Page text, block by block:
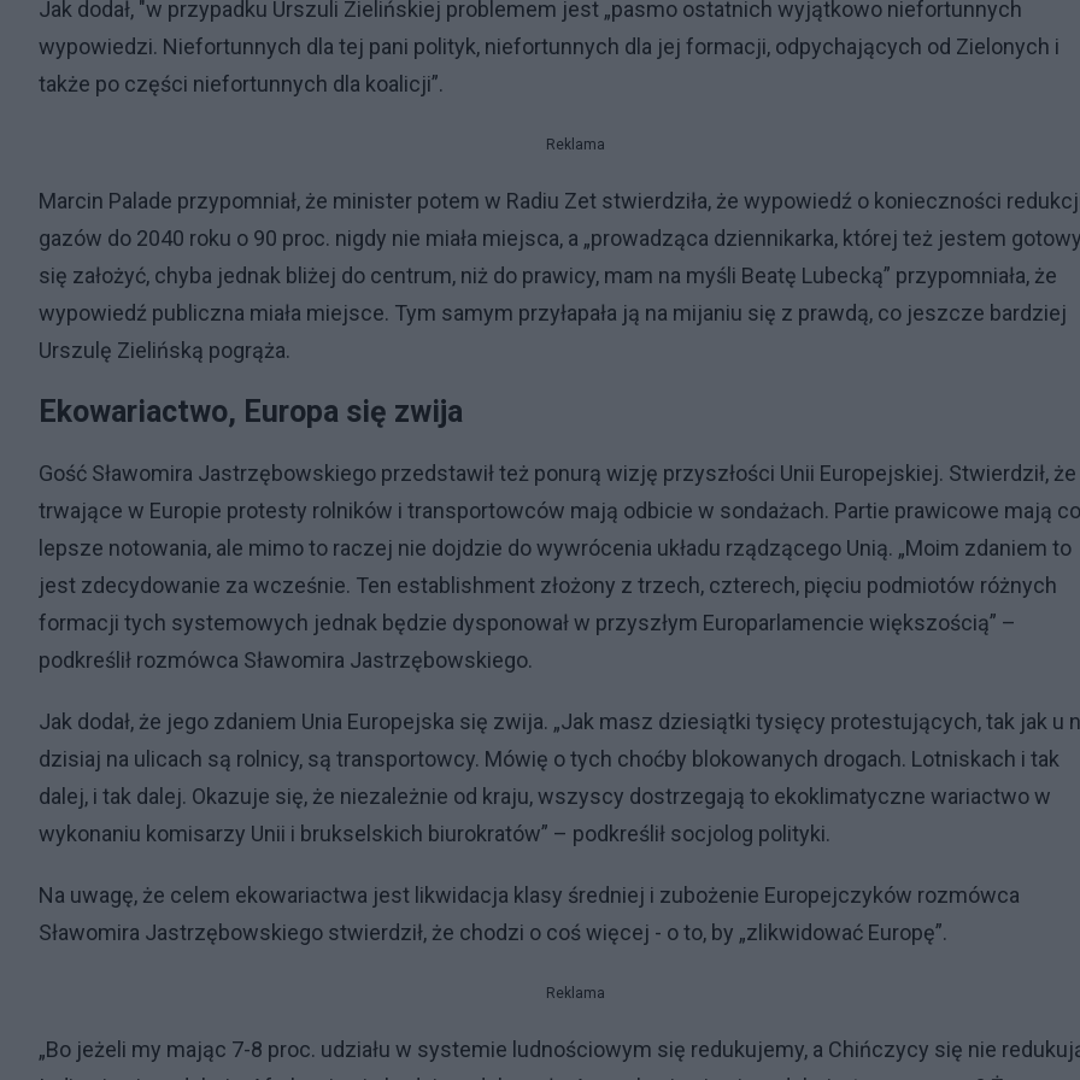
Jak dodał, "w przypadku Urszuli Zielińskiej problemem jest „pasmo ostatnich wyjątkowo niefortunnych
wypowiedzi. Niefortunnych dla tej pani polityk, niefortunnych dla jej formacji, odpychających od Zielonych i
także po części niefortunnych dla koalicji”.
Reklama
Marcin Palade przypomniał, że minister potem w Radiu Zet stwierdziła, że wypowiedź o konieczności
gazów do 2040 roku o 90 proc. nigdy nie miała miejsca, a „prowadząca dziennikarka, której też jestem gotowy
się założyć, chyba jednak bliżej do centrum, niż do prawicy, mam na myśli Beatę Lubecką” przypomniała, że
wypowiedź publiczna miała miejsce. Tym samym przyłapała ją na mijaniu się z prawdą, co jeszcze bardziej
Urszulę Zielińską pogrąża.
Ekowariactwo, Europa się zwija
Gość Sławomira Jastrzębowskiego przedstawił też ponurą wizję przyszłości Unii Europejskiej. Stwierdził, że
trwające w Europie protesty rolników i transportowców mają odbicie w sondażach. Partie prawicowe mają
lepsze notowania, ale mimo to raczej nie dojdzie do wywrócenia układu rządzącego Unią. „Moim zdaniem to
jest zdecydowanie za wcześnie. Ten establishment złożony z trzech, czterech, pięciu podmiotów różnych
formacji tych systemowych jednak będzie dysponował w przyszłym Europarlamencie większością” –
podkreślił rozmówca Sławomira Jastrzębowskiego.
Jak dodał, że jego zdaniem Unia Europejska się zwija. „Jak masz dziesiątki tysięcy protestujących, tak jak u
dzisiaj na ulicach są rolnicy, są transportowcy. Mówię o tych choćby blokowanych drogach. Lotniskach i tak
dalej, i tak dalej. Okazuje się, że niezależnie od kraju, wszyscy dostrzegają to ekoklimatyczne wariactwo w
wykonaniu komisarzy Unii i brukselskich biurokratów” – podkreślił socjolog polityki.
Na uwagę, że celem ekowariactwa jest likwidacja klasy średniej i zubożenie Europejczyków rozmówca
Sławomira Jastrzębowskiego stwierdził, że chodzi o coś więcej - o to, by „zlikwidować Europę”.
Reklama
„Bo jeżeli my mając 7-8 proc. udziału w systemie ludnościowym się redukujemy, a Chińczycy się nie